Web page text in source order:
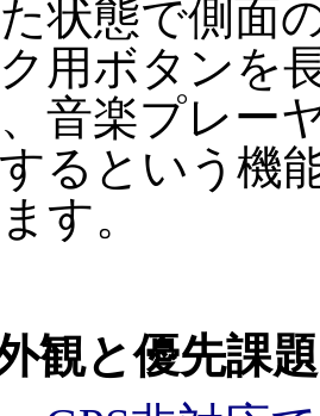
状態で側面
用ボタンを
音楽プレー
るという機
す。
観と優先課題